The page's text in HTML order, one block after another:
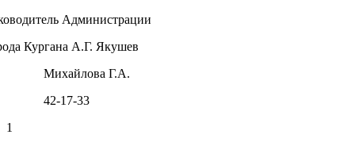
Администрации
Кургана А.Г. Якушев
Михайлова Г.А.
42-17-33
1